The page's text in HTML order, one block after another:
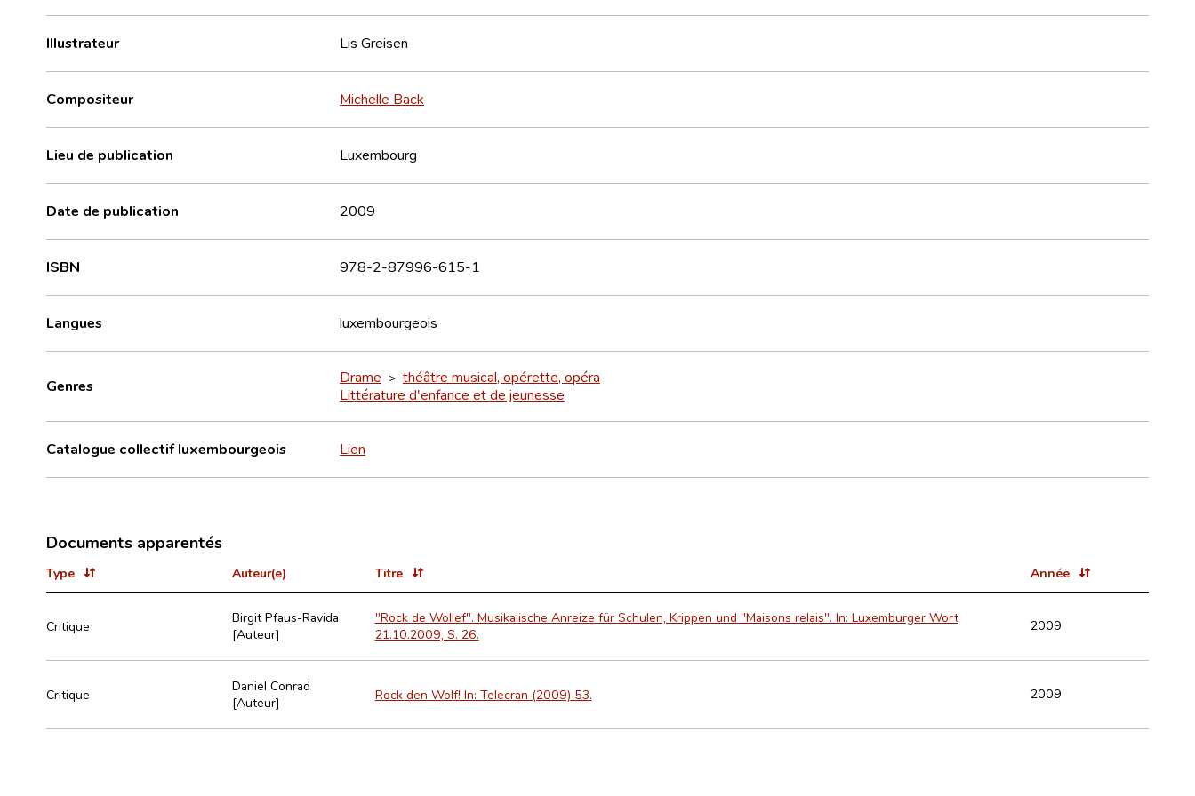
Illustrateur Lis Greisen
Compositeur Michelle Back
Lieu de publication Luxembourg
Date de publication 2009
ISBN 978-2-87996-615-1
Langues luxembourgeois
Genres Drame > théâtre musical, opérette, opéra
Littérature d'enfance et de jeunesse
Catalogue collectif luxembourgeois Lien
Documents apparentés
Type Auteur(e) Titre Année
Critique
Birgit Pfaus-Ravida
[Auteur]
"Rock de Wollef". Musikalische Anreize für Schulen, Krippen und "Maisons relais". In: Luxemburger Wort
21.10.2009, S. 26.
2009
Critique
Daniel Conrad
[Auteur]
Rock den Wolf! In: Telecran (2009) 53. 2009